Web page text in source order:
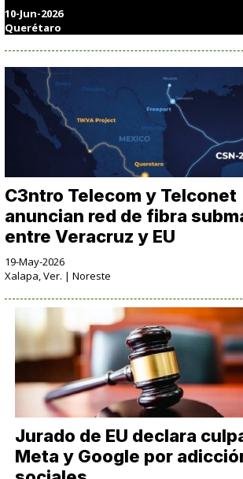
10-Jun-2026
Querétaro
C3ntro Telecom y Telconet
anuncian red de fibra
entre Veracruz y EU
19-May-2026
Xalapa, Ver. | Noreste
Jurado de EU declara
Meta y Google por